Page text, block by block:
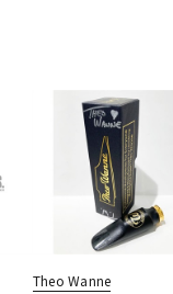
Theo Wanne